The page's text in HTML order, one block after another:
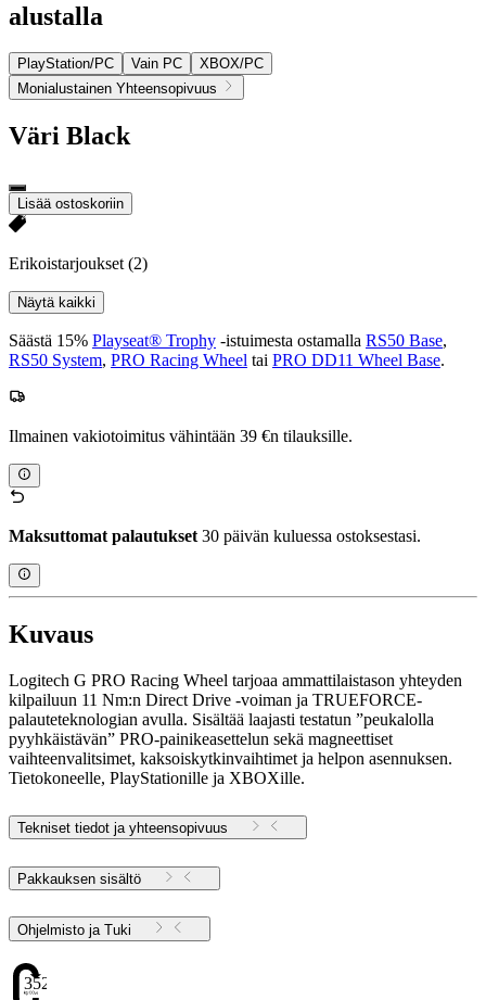
alustalla
PlayStation/PC Vain PC
XBOX/PC
Monialustainen Yhteensopivuus
Väri Black
Lisää ostoskoriin
Erikoistarjoukset (2)
Näytä kaikki
Säästä 15% Playseat® Trophy -istuimesta ostamalla RS50 Base,
RS50 System, PRO Racing Wheel tai PRO DD11 Wheel Base.
Ilmainen vakiotoimitus vähintään 39 €n tilauksille.
Maksuttomat palautukset 30 päivän kuluessa ostoksestasi.
Kuvaus
Logitech G PRO Racing Wheel tarjoaa ammattilaistason yhteyden
kilpailuun 11 Nm:n Direct Drive -voiman ja TRUEFORCE-
palauteteknologian avulla. Sisältää laajasti testatun ”peukalolla
pyyhkäistävän” PRO-painikeasettelun sekä magneettiset
vaihteenvalitsimet, kaksoiskytkinvaihtimet ja helpon asennuksen.
Tietokoneelle, PlayStationille ja XBOXille.
Tekniset tiedot ja yhteensopivuus
Pakkauksen sisältö
Ohjelmisto ja Tuki
352.51